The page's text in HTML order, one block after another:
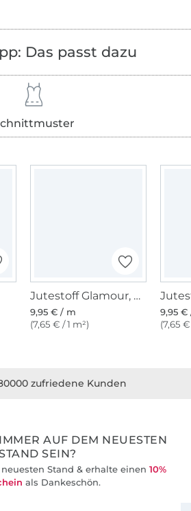
Das passt dazu
Jutestoff Glamour, natur
9,95 € / m
(7,65 € / 1 m²)
9,95 €
(7,65
AUF DEM NEUESTEN
SEIN?
Stand & erhalte einen 10%
als Dankeschön.